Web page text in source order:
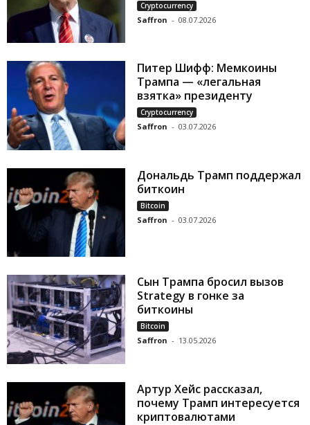
Cryptocurrency
Saffron - 08.07.2026
Питер Шифф: Мемкоины
Трампа — «легальная
взятка» президенту
Cryptocurrency
Saffron - 03.07.2026
Дональдь Трамп поддержал
биткоин
Bitcoin
Saffron - 03.07.2026
Сын Трампа бросил вызов
Strategy в гонке за
биткоины
Bitcoin
Saffron - 13.05.2026
Артур Хейс рассказал,
почему Трамп интересуется
криптовалютами